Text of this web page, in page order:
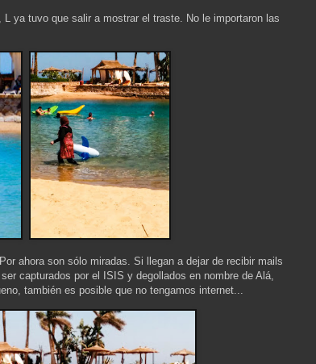
ya tuvo que salir a mostrar el traste. No le importaron las
ahora son sólo miradas. Si llegan a dejar de recibir mails
capturados por el ISIS y degollados en nombre de Alá,
también es posible que no tengamos internet...